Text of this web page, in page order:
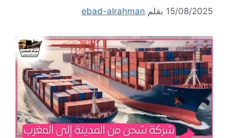
15/08/2025 بقلم ebad-alrahman